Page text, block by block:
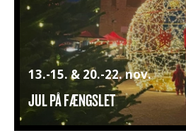
13.-15. & 20.-22. nov.
JUL PÅ FÆNGSLET